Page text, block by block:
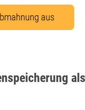
aus